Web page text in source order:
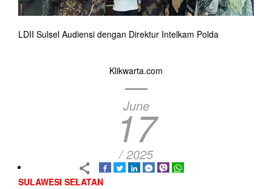
LDII Sulsel Audiensi dengan Direktur Intelkam Polda
Klikwarta.com
June
17
/ 2025
SULAWESI SELATAN